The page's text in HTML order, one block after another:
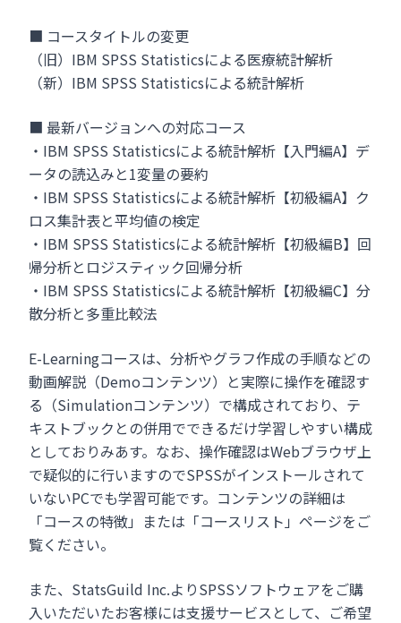
■ コースタイトルの変更
（旧）IBM SPSS Statisticsによる医療統計解析
（新）IBM SPSS Statisticsによる統計解析
■ 最新バージョンへの対応コース
・IBM SPSS Statisticsによる統計解析【入門編A】デ
ータの読込みと1変量の要約
・IBM SPSS Statisticsによる統計解析【初級編A】ク
ロス集計表と平均値の検定
・IBM SPSS Statisticsによる統計解析【初級編B】回
帰分析とロジスティック回帰分析
・IBM SPSS Statisticsによる統計解析【初級編C】分
散分析と多重比較法
E-Learningコースは、分析やグラフ作成の手順などの
動画解説（Demoコンテンツ）と実際に操作を確認す
る（Simulationコンテンツ）で構成されており、テ
キストブックとの併用でできるだけ学習しやすい構成
としておりみあす。なお、操作確認はWebブラウザ上
で疑似的に行いますのでSPSSがインストールされて
いないPCでも学習可能です。コンテンツの詳細は
「コースの特徴」または「コースリスト」ページをご
覧ください。
また、StatsGuild Inc.よりSPSSソフトウェアをご購
入いただいたお客様には支援サービスとして、ご希望